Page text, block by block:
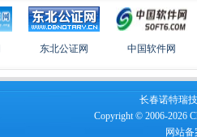
东北公证网 中国软件网
长春诺特瑞
Copyright © 2006-2026
网站